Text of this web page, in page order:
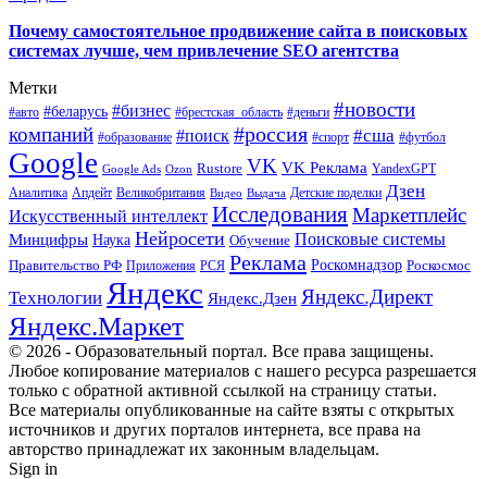
Почему самостоятельное продвижение сайта в поисковых
системах лучше, чем привлечение SEO агентства
Метки
#авто #беларусь #бизнес #брестская_область #деньги #новости
компаний #образование #поиск #россия #спорт #сша #футбол
Google Google Ads Ozon Rustore VK VK Реклама YandexGPT
Аналитика Апдейт Великобритания Видео Выдача Детские поделки Дзен
Искусственный интеллект ИсследованияМаркетплейс
Минцифры Наука Нейросети Обучение Поисковые системы
Правительство РФ Приложения РСЯ Реклама Роскомнадзор Роскосмос
Технологии Яндекс Яндекс.Дзен Яндекс.Директ
Яндекс.Маркет
© 2026 - Образовательный портал. Все права защищены.
Любое копирование материалов с нашего ресурса разрешается
только с обратной активной ссылкой на страницу статьи.
Все материалы опубликованные на сайте взяты с открытых
источников и других порталов интернета, все права на
авторство принадлежат их законным владельцам.
Sign in